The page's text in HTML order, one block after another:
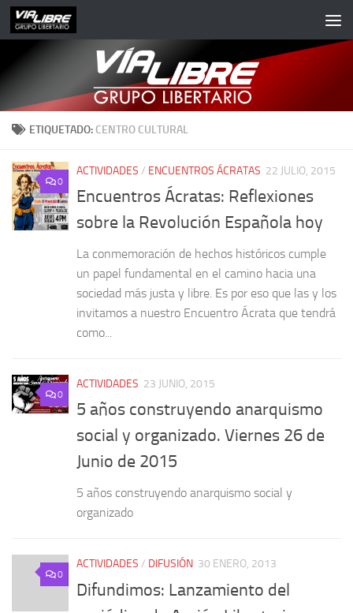
Saltar al contenido
ETIQUETADO: CENTRO CULTURAL
0
ACTIVIDADES / ENCUENTROS ÁCRATAS 22 JULIO, 2015
Encuentros Ácratas: Reflexiones
sobre la Revolución Española hoy
La conmemoración de hechos históricos cumple
un papel fundamental en el camino hacia una
sociedad más justa y libre. Es por eso que las y los
invitamos a nuestro Encuentro Ácrata que tendrá
como...
0
ACTIVIDADES 23 JUNIO, 2015
5 años construyendo anarquismo
social y organizado. Viernes 26 de
Junio de 2015
5 años construyendo anarquismo social y
organizado
0
ACTIVIDADES / DIFUSIÓN 30 ENERO, 2013
Difundimos: Lanzamiento del